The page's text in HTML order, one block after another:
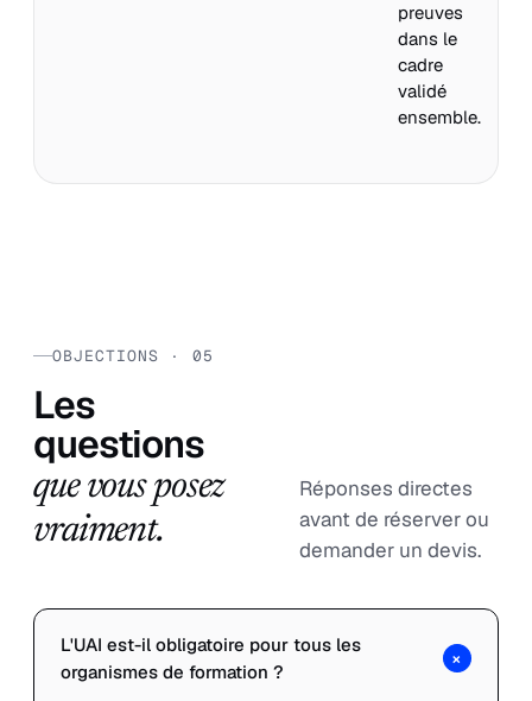
preuves
dans le
cadre
validé
ensemble.
OBJECTIONS · 05
Les
questions
que vous posez
vraiment.
Réponses directes
avant de réserver ou
demander un devis.
L'UAI est-il obligatoire pour tous les
organismes de formation ?
+